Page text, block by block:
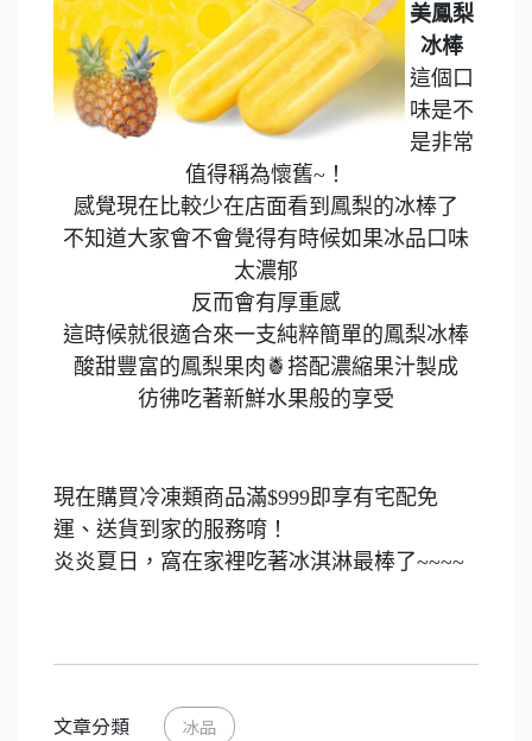
美鳳梨
冰棒
這個口
味是不
是非常
值得稱為懷舊~！
感覺現在比較少在店面看到鳳梨的冰棒了
不知道大家會不會覺得有時候如果冰品口味
太濃郁
反而會有厚重感
這時候就很適合來一支純粹簡單的鳳梨冰棒
酸甜豐富的鳳梨果肉🍍搭配濃縮果汁製成
彷彿吃著新鮮水果般的享受
現在購買冷凍類商品滿$999即享有宅配免
運、送貨到家的服務唷！
炎炎夏日，窩在家裡吃著冰淇淋最棒了~~~~
文章分類 冰品